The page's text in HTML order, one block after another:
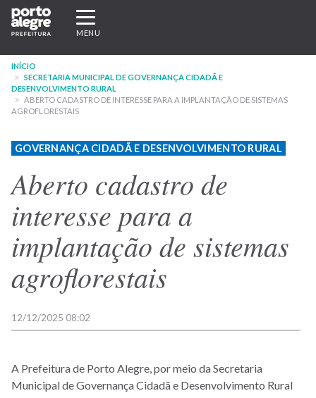
Pular
para
conteúdo
principal
Expandir/recolher
navegação
MENU
INÍCIO
SECRETARIA MUNICIPAL DE GOVERNANÇA CIDADÃ E
DESENVOLVIMENTO RURAL
ABERTO CADASTRO DE INTERESSE PARA A IMPLANTAÇÃO DE SISTEMAS
AGROFLORESTAIS
GOVERNANÇA CIDADÃ E DESENVOLVIMENTO RURAL
Aberto cadastro de
interesse para a
implantação de sistemas
agroflorestais
12/12/2025 08:02
A Prefeitura de Porto Alegre, por meio da Secretaria
Municipal de Governança Cidadã e Desenvolvimento Rural